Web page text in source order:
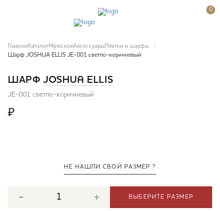
0
Главная КаталогМужскоеАксессуары Платки и шарфы
Шарф JOSHUA ELLIS JE-001 светло-коричневый
ШАРФ JOSHUA ELLIS
JE-001 светло-коричневый
₽
НЕ НАШЛИ СВОЙ РАЗМЕР ?
ВЫБЕРИТЕ РАЗМЕР